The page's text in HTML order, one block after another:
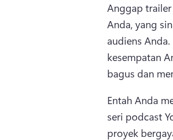
Anggap
Anda, yang
audiens Anda.
kesempatan
bagus dan
Entah Anda
seri podcast
proyek